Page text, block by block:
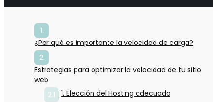
¿Por qué es importante la velocidad de carga?
Estrategias para optimizar la velocidad de tu sitio
web
1. Elección del Hosting adecuado